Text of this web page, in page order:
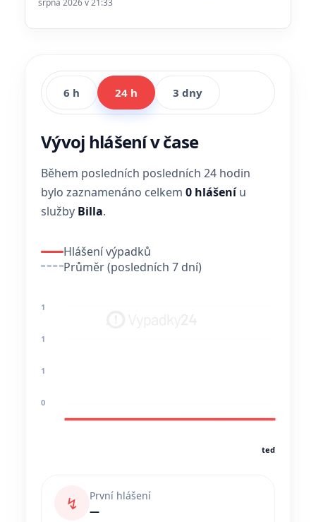
srpna 2026 v 21:33
6 h 24 h 3 dny
Vývoj hlášení v čase
Během posledních posledních 24 hodin
bylo zaznamenáno celkem 0 hlášeníu
služby Billa.
Hlášení výpadků
Průměr (posledních 7 dní)
1
1
1
0
teď
↯
První hlášení
—